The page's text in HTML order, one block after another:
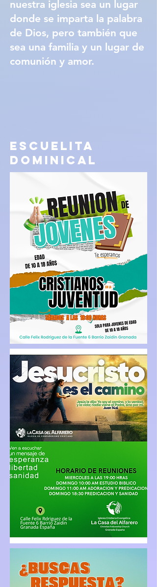
nuestra iglesia sea un lugar
donde se imparta la palabra
de Dios, pero también que
sea una familia y un lugar de
comunión y amor.
ESCUELITA
DOMINICAL